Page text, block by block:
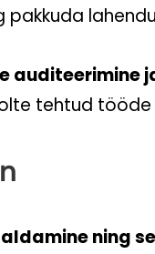
pakkuda
auditeerimine
tehtud tööde
ning